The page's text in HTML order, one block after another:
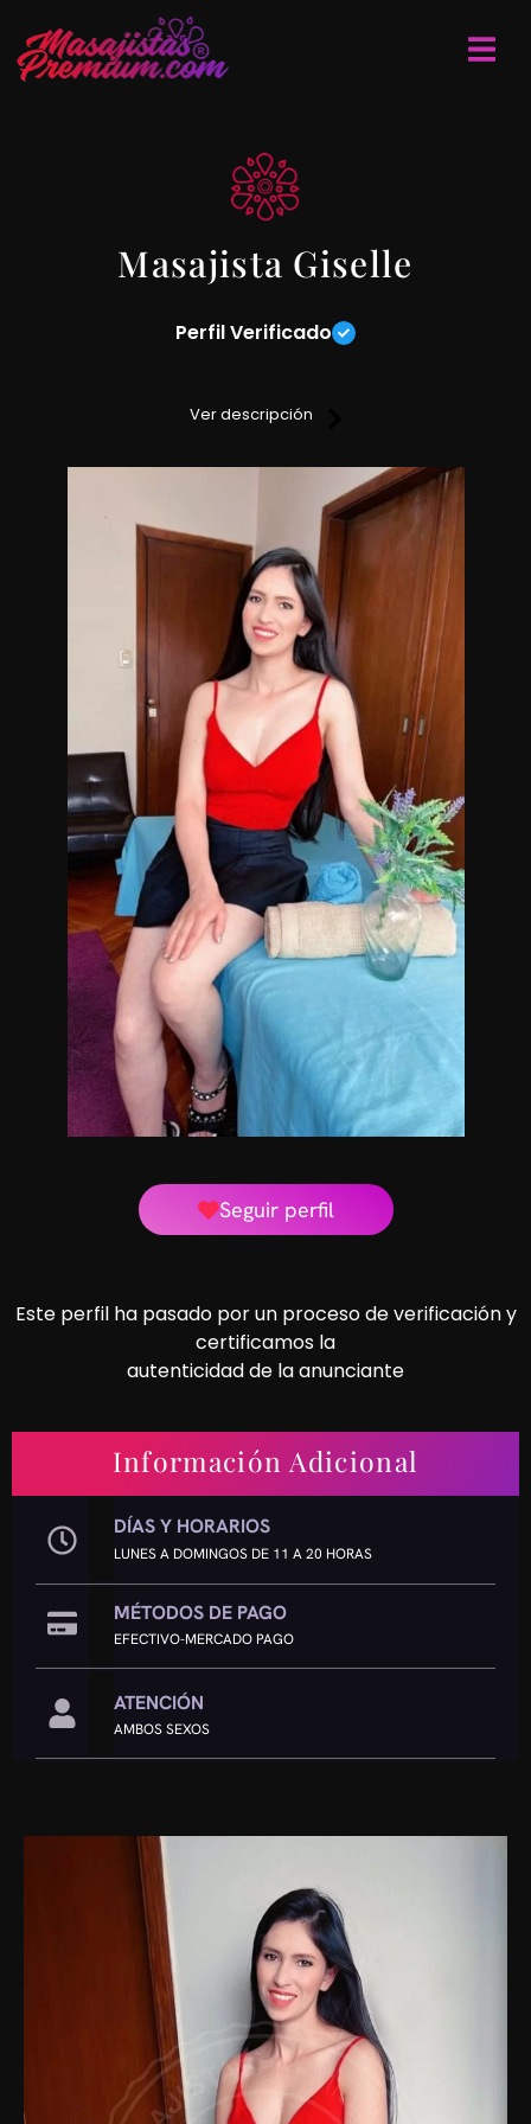
Masajista Giselle
Perfil Verificado
sobre camilla.
Reservas de turnos anticipadas.
Si deseas más información sobre mi servicio entra en
contacto conmigo.
Masajistas en Caballito
Ver descripción
Seguir perfil
Este perfil ha pasado por un proceso de verificación y
certificamos la
autenticidad de la anunciante
Información Adicional
DÍAS Y HORARIOS
LUNES A DOMINGOS DE 11 A 20 HORAS
MÉTODOS DE PAGO
EFECTIVO-MERCADO PAGO
ATENCIÓN
AMBOS SEXOS